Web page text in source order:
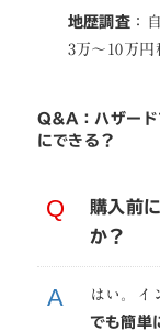
地歴調査 ：
3万〜10万円
Q&A：ハザード
にできる？
購入前
か？
はい。イ
でも簡単